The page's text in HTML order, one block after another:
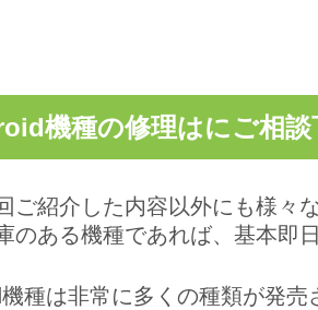
機種の修理はにご相談
ご紹介した内容以外にも様々
のある機種であれば、基本即
種は非常に多くの種類が発売